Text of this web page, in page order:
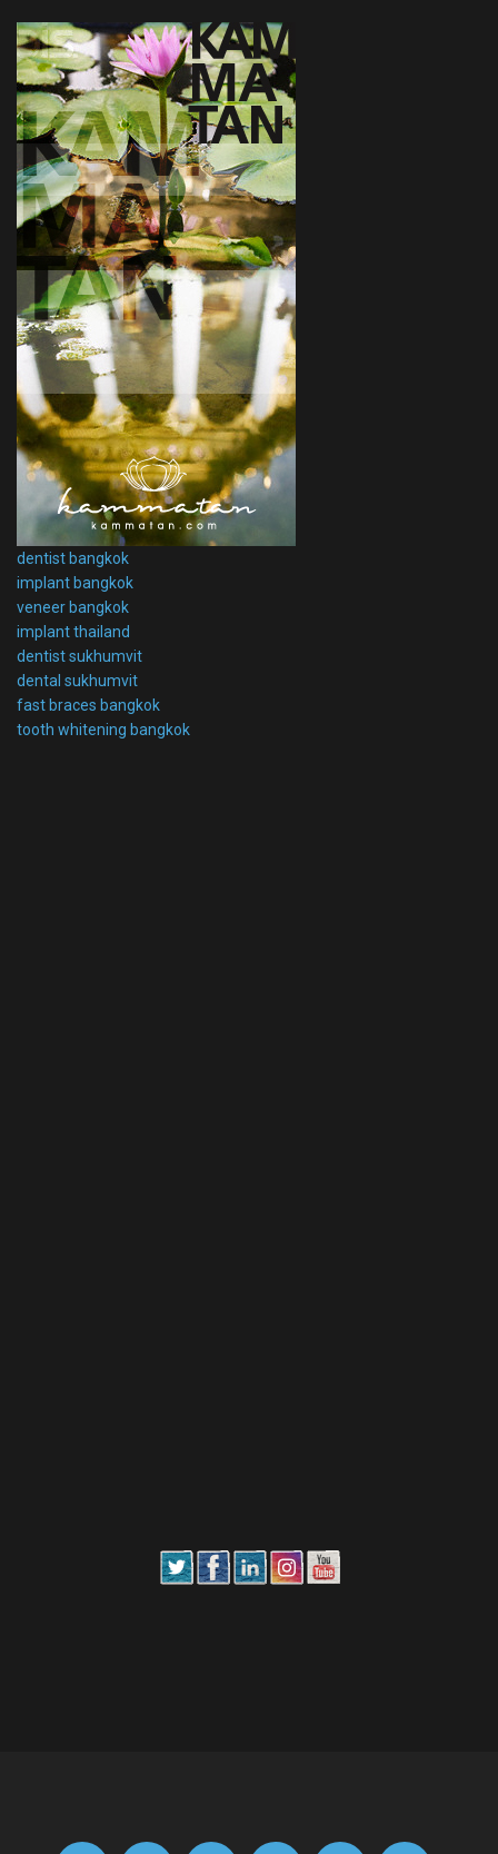
dentist bangkok
implant bangkok
veneer bangkok
implant thailand
dentist sukhumvit
dental sukhumvit
fast braces bangkok
tooth whitening bangkok